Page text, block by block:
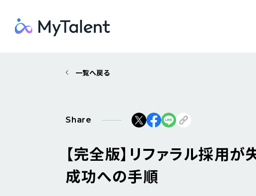
一覧へ戻る
Share
【完全版】リファラル採用
成功への手順